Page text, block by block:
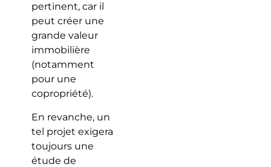
pertinent, car il
peut créer une
grande valeur
immobilière
(notamment
pour une
copropriété).
En revanche, un
tel projet exigera
toujours une
étude de